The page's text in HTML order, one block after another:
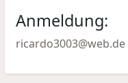
Anmeldung:
ricardo3003@web.de